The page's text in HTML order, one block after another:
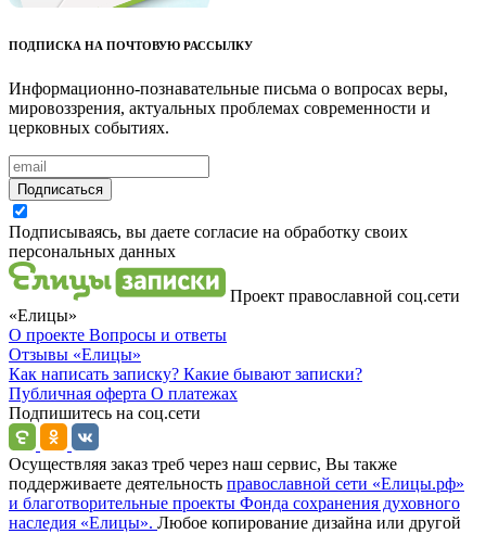
ПОДПИСКА НА ПОЧТОВУЮ РАССЫЛКУ
Информационно-познавательные письма о вопросах веры,
мировоззрения, актуальных проблемах современности и
церковных событиях.
Подписаться
Подписываясь, вы даете согласие на обработку своих
персональных данных
Проект православной соц.сети
«Елицы»
О проекте Вопросы и ответы
Отзывы «Елицы»
Как написать записку? Какие бывают записки?
Публичная оферта О платежах
Подпишитесь на соц.сети
Осуществляя заказ треб через наш сервис, Вы также
поддерживаете деятельность православной сети «Елицы.рф»
и благотворительные проекты Фонда сохранения духовного
наследия «Елицы». Любое копирование дизайна или другой